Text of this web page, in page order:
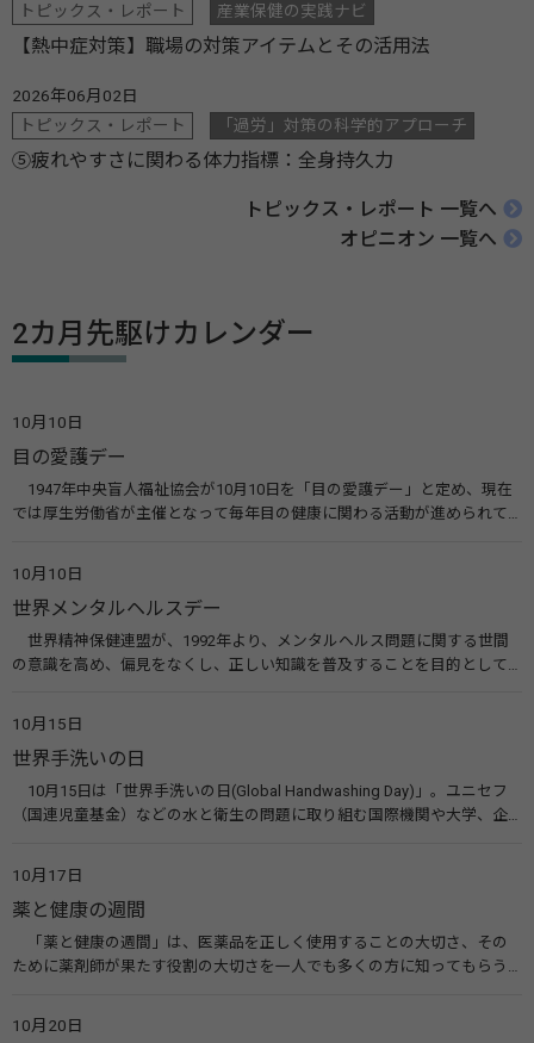
トピックス・レポート
産業保健の実践ナビ
【熱中症対策】職場の対策アイテムとその活用法
2026年06月02日
トピックス・レポート
「過労」対策の科学的アプローチ
⑤疲れやすさに関わる体力指標：全身持久力
トピックス・レポート 一覧へ
オピニオン 一覧へ
2カ月先駆けカレンダー
10月10日
目の愛護デー
1947年中央盲人福祉協会が10月10日を「目の愛護デー」と定め、現在
では厚生労働省が主催となって毎年目の健康に関わる活動が進められて
会）
10月10日
世界メンタルヘルスデー
世界精神保健連盟が、1992年より、メンタルヘルス問題に関する世間
の意識を高め、偏見をなくし、正しい知識を普及することを目的として、
す。 関連リンク 世界メンタルヘルスデー（厚生労働省） 働く人のメンタ
ルヘルス・ポータルサイト「こころの耳」（厚生労働省）
10月15日
世界手洗いの日
10月15日は「世界手洗いの日(Global Handwashing Day)」。ユニセフ
（国連児童基金）などの水と衛生の問題に取り組む国際機関や大学、企
10月17日
薬と健康の週間
「薬と健康の週間」は、医薬品を正しく使用することの大切さ、その
ために薬剤師が果たす役割の大切さを一人でも多くの方に知ってもらう
伝えたい！薬との付き合い方」（保健指導リソースガイド）
10月20日